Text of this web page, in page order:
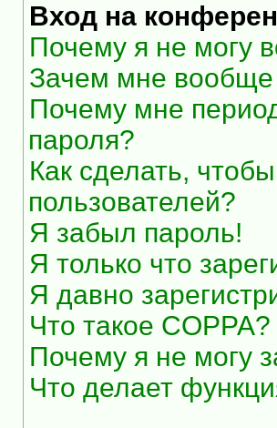
Вход на
Почему я не могу
Зачем мне вообще
Почему мне
пароля?
Как сделать,
пользователей?
Я забыл пароль!
Я только что
Я давно
Что такое COPPA?
Почему я не могу
Что делает